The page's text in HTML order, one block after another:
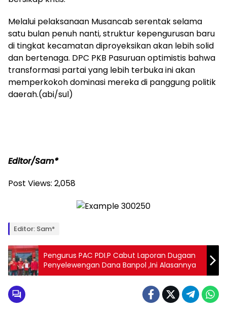
Melalui pelaksanaan Musancab serentak selama
satu bulan penuh nanti, struktur kepengurusan baru
di tingkat kecamatan diproyeksikan akan lebih solid
dan bertenaga. DPC PKB Pasuruan optimistis bahwa
transformasi partai yang lebih terbuka ini akan
memperkokoh dominasi mereka di panggung politik
daerah.(abi/sul)
Editor/Sam*
Post Views: 2,058
Editor: Sam*
Pengurus PAC PDI.P Cabut Laporan Dugaan
Penyelewengan Dana Banpol ,Ini Alasannya